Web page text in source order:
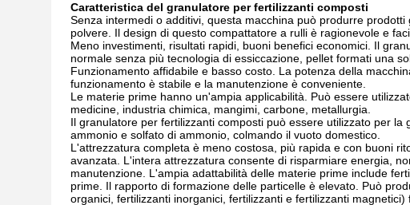
Caratteristica del granulatore per fertilizzanti composti
Senza intermedi o additivi, questa macchina può produrre
polvere. Il design di questo compattatore a rulli è ragionevole e
Meno investimenti, risultati rapidi, buoni benefici economici. Il
normale senza più tecnologia di essiccazione, pellet formati una
Funzionamento affidabile e basso costo. La potenza della
funzionamento è stabile e la manutenzione è conveniente.
Le materie prime hanno un'ampia applicabilità. Può essere
medicine, industria chimica, mangimi, carbone, metallurgia.
Il granulatore per fertilizzanti composti può essere utilizzato per
ammonio e solfato di ammonio, colmando il vuoto domestico.
L'attrezzatura completa è meno costosa, più rapida e con buoni
avanzata. L'intera attrezzatura consente di risparmiare energia,
manutenzione. L'ampia adattabilità delle materie prime include
prime. Il rapporto di formazione delle particelle è elevato. Può
organici, fertilizzanti inorganici, fertilizzanti e fertilizzanti